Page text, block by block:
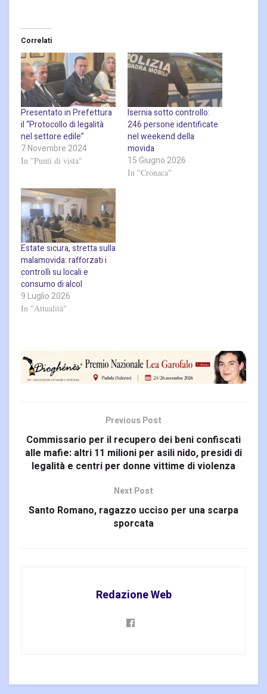
Correlati
Presentato in Prefettura
il “Protocollo di legalità
nel settore edile”
7 Novembre 2024
In "Punti di vista"
Isernia sotto controllo:
246 persone identificate
nel weekend della
movida
15 Giugno 2026
In "Cronaca"
Estate sicura, stretta sulla
malamovida: rafforzati i
controlli su locali e
consumo di alcol
9 Luglio 2026
In "Attualità"
Previous Post
Commissario per il recupero dei beni confiscati
alle mafie: altri 11 milioni per asili nido, presidi di
legalità e centri per donne vittime di violenza
Next Post
Santo Romano, ragazzo ucciso per una scarpa
sporcata
Redazione Web